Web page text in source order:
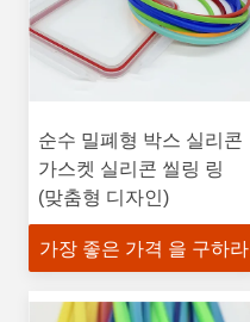
순수 밀폐형 박스 실리콘
가스켓 실리콘 씰링 링
(맞춤형 디자인)
가장 좋은 가격 을 구하라